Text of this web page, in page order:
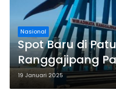
Nasional
Spot Baru di
Ranggajipang
19 Januari 2025